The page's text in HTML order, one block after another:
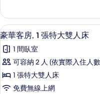
雙
人
床
的
所
有
相
1
張
特
雙
人
的
詳
顯
示
豪
華
客
7
豪華客房, 1 張特大雙人床
1 間臥室
可容納 2 人 (依實際入住人
1 張特大雙人床
免費無線上網